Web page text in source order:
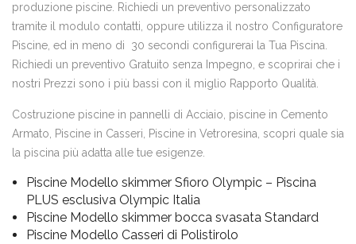
produzione piscine. Richiedi un preventivo personalizzato
tramite il modulo contatti, oppure utilizza il nostro Configuratore
Piscine, ed in meno di 30 secondi configurerai la Tua Piscina.
Richiedi un preventivo Gratuito senza Impegno, e scoprirai che i
nostri Prezzi sono i più bassi con il miglio Rapporto Qualità.
Costruzione piscine in pannelli di Acciaio, piscine in Cemento
Armato, Piscine in Casseri, Piscine in Vetroresina, scopri quale sia
la piscina più adatta alle tue esigenze.
Piscine Modello skimmer Sfioro Olympic – Piscina
PLUS esclusiva Olympic Italia
Piscine Modello skimmer bocca svasata Standard
Piscine Modello Casseri di Polistirolo